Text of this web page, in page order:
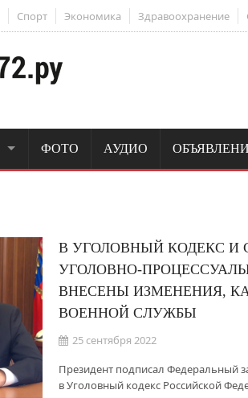
Спорт Экономика Здравоохранение
ФОТО АУДИО
В УГОЛОВНЫЙ КОДЕКС И
УГОЛОВНО-
ВНЕСЕНЫ ИЗМЕНЕНИЯ,
ВОЕННОЙ СЛУЖБЫ
25 сентября 2022
Президент подписал Федеральный
в Уголовный кодекс Российской